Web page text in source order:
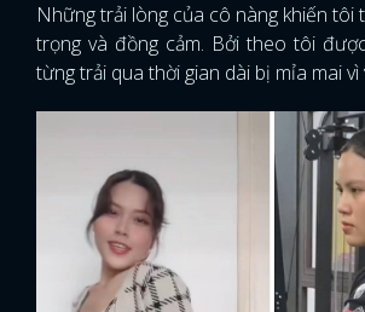
Những trải lòng của cô nàng khiến tôi
trọng và đồng cảm. Bởi theo tôi
từng trải qua thời gian dài bị mỉa mai vì